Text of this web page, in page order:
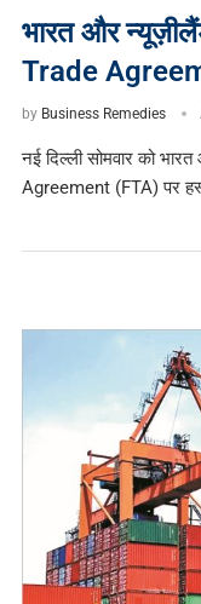
भारत और
Trade
by Business Remedies
नई दिल्ली सोमवार को
Agreement (FTA) पर